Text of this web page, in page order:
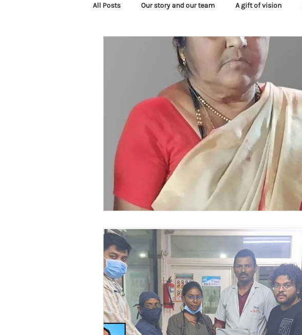
All Posts Our story and our team A gift of vision
Awareness Programs